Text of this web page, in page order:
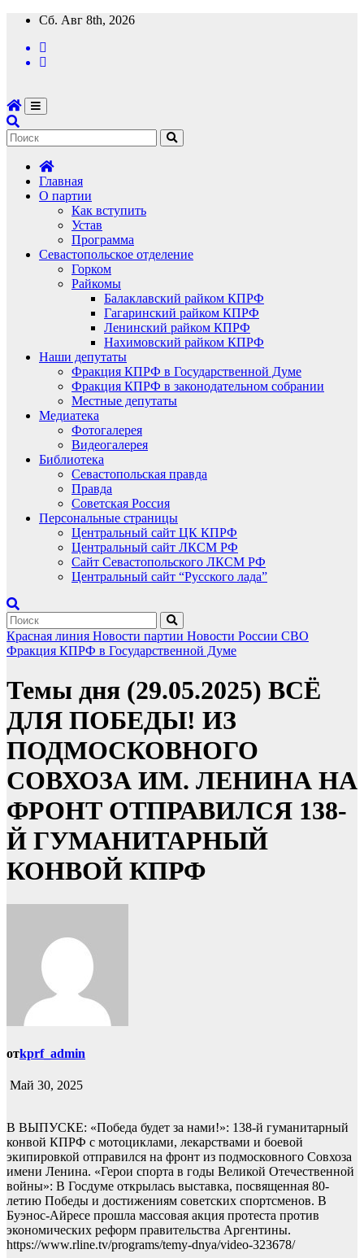
Перейти
содержимому
Сб. Авг 8th, 2026
Главная
О партии
Как вступить
Устав
Программа
Севастопольское отделение
Горком
Райкомы
Балаклавский райком КПРФ
Гагаринский райком КПРФ
Ленинский райком КПРФ
Нахимовский райком КПРФ
Наши депутаты
Фракция КПРФ в Государственной Думе
Фракция КПРФ в законодательном собрании
Местные депутаты
Медиатека
Фотогалерея
Видеогалерея
Библиотека
Севастопольская правда
Правда
Советская Россия
Персональные страницы
Центральный сайт ЦК КПРФ
Центральный сайт ЛКСМ РФ
Сайт Севастопольского ЛКСМ РФ
Центральный сайт “Русского лада”
Красная линия Новости партии Новости России СВО
Фракция КПРФ в Государственной Думе
Темы дня (29.05.2025) ВСЁ
ДЛЯ ПОБЕДЫ! ИЗ
ПОДМОСКОВНОГО
СОВХОЗА ИМ. ЛЕНИНА НА
ФРОНТ ОТПРАВИЛСЯ 138-
Й ГУМАНИТАРНЫЙ
КОНВОЙ КПРФ
отkprf_admin
Май 30, 2025
В ВЫПУСКЕ: «Победа будет за нами!»: 138-й гуманитарный
конвой КПРФ с мотоциклами, лекарствами и боевой
экипировкой отправился на фронт из подмосковного Совхоза
имени Ленина. «Герои спорта в годы Великой Отечественной
войны»: В Госдуме открылась выставка, посвященная 80-
летию Победы и достижениям советских спортсменов. В
Буэнос-Айресе прошла массовая акция протеста против
экономических реформ правительства Аргентины.
https://www.rline.tv/programs/temy-dnya/video-323678/